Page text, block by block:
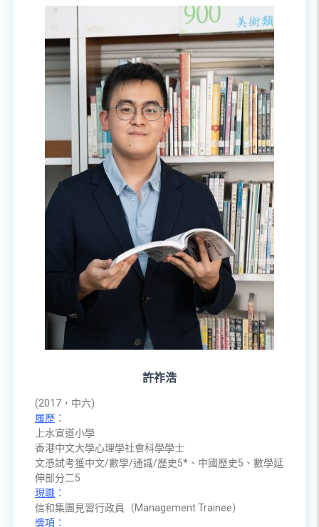
許祚浩
(2017，中六)
履歷 ︰
上水宣道小學
香港中文大學心理學社會科學學士
文憑試考獲中文/數學/通識/歷史5*、中國歷史5、數學延
伸部分二5
現職 ︰
信和集團見習行政員（Management Trainee）
獎項 ︰